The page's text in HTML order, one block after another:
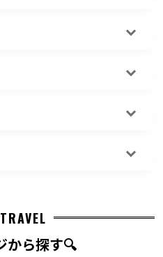
TRAVEL
から探す🔍